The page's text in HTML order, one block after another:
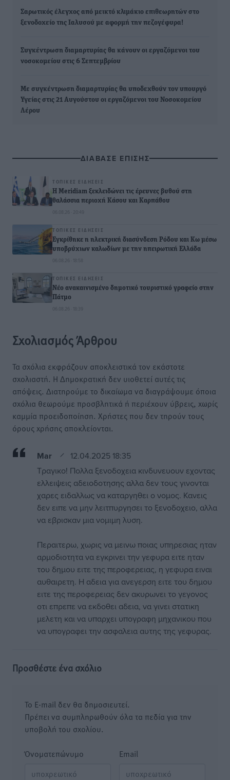
Σαρωτικός έλεγχος από μεικτό κλιμάκιο επιθεωρητών στο
ξενοδοχείο της Ιαλυσού με αφορμή την πεζογέφυρα!
Συγκέντρωση διαμαρτυρίας θα κάνουν οι εργαζόμενοι του
νοσοκομείου στις 6 Σεπτεμβρίου
Με συγκέντρωση διαμαρτυρίας θα υποδεχθούν τον υπουργό
Υγείας στις 21 Αυγούστου οι εργαζόμενοι του Νοσοκομείου
Λέρου
ΔΙΑΒΑΣΕ ΕΠΙΣΗΣ
ΤΟΠΙΚΈΣ ΕΙΔΉΣΕΙΣ
Η Meridiam ξεκλειδώνει τις έρευνες βυθού στη
θαλάσσια περιοχή Κάσου και Καρπάθου
06.08.26 · 20:49
ΤΟΠΙΚΈΣ ΕΙΔΉΣΕΙΣ
Εγκρίθηκε η ηλεκτρική διασύνδεση Ρόδου και Κω μέσω
υποβρύχιων καλωδίων με την ηπειρωτική Ελλάδα
ΤΟΠΙΚΈΣ ΕΙΔΉΣΕΙΣ
Νέο ανακαινισμένο δημοτικό τουριστικό γραφείο στην
Πάτμο
Σχολιασμός Άρθρου
Τα σχόλια εκφράζουν αποκλειστικά τον εκάστοτε
σχολιαστή. Η Δημοκρατική δεν υιοθετεί αυτές τις
απόψεις. Διατηρούμε το δικαίωμα να διαγράψουμε όποια
σχόλια θεωρούμε προσβλητικά ή περιέχουν ύβρεις, χωρίς
καμμία προειδοποίηση. Χρήστες που δεν τηρούν τους
όρους χρήσης αποκλείονται.
Mar
12.04.2025 18:35
Τραγικο! Πολλα ξενοδοχεια κινδυνευουν εχοντας
ελλειψεις αδειοδοτησης αλλα δεν τους γινονται
χαρες ειδαλλως να καταργηθει ο νομος. Κανεις
δεν ειπε να μην λειτπυργησει το ξενοδοχειο, αλλα
να εβρισκαν μια νομιμη λυση.
Περαιτερω, χωρις να μεινω ποιας υπηρεσιας ηταν
αρμοδιοτητα να εγκρινει την γεφυρα ειτε ηταν
του δημου ειτε της περοφερειας, η γεφυρα ειναι
αυθαιρετη. Η αδεια για ανεγερση ειτε του δημου
ειτε της περοφερειας δεν ακυρωνει το γεγονος
οτι επρεπε να εκδοθει αδεια, να γινει στατικη
μελετη και να υπαρχει υπογραφη μηχανικου που
να υπογραφει την ασφαλεια αυτης της γεφυρας.
Προσθέστε ένα σχόλιο
Το E-mail δεν θα δημοσιευτεί.
Πρέπει να συμπληρωθούν όλα τα πεδία για την
υποβολή του σχολίου.
Όνοματεπώνυμο Email